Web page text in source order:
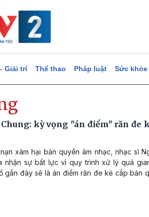
Giải trí Thể thao Pháp luật Sức khỏe
kỳ vọng "án điểm" răn đe
xâm hại bản quyền âm nhạc, nhạc sĩ
nhận sự bất lực vì quy trình xử lý quá
gần đây sẽ là án điểm răn đe kẻ cắp bản